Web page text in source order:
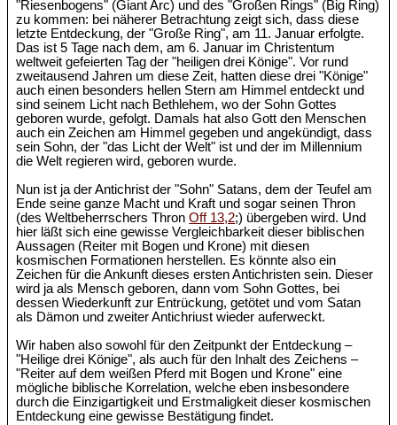
"Riesenbogens" (Giant Arc) und des "Großen Rings" (Big Ring)
zu kommen: bei näherer Betrachtung zeigt sich, dass diese
letzte Entdeckung, der "Große Ring", am 11. Januar erfolgte.
Das ist 5 Tage nach dem, am 6. Januar im Christentum
weltweit gefeierten Tag der "heiligen drei Könige". Vor rund
zweitausend Jahren um diese Zeit, hatten diese drei "Könige"
auch einen besonders hellen Stern am Himmel entdeckt und
sind seinem Licht nach Bethlehem, wo der Sohn Gottes
geboren wurde, gefolgt. Damals hat also Gott den Menschen
auch ein Zeichen am Himmel gegeben und angekündigt, dass
sein Sohn, der "das Licht der Welt" ist und der im Millennium
die Welt regieren wird, geboren wurde.
Nun ist ja der Antichrist der "Sohn" Satans, dem der Teufel am
Ende seine ganze Macht und Kraft und sogar seinen Thron
(des Weltbeherrschers ThronOff 13,2;) übergeben wird. Und
hier läßt sich eine gewisse Vergleichbarkeit dieser biblischen
Aussagen (Reiter mit Bogen und Krone) mit diesen
kosmischen Formationen herstellen. Es könnte also ein
Zeichen für die Ankunft dieses ersten Antichristen sein. Dieser
wird ja als Mensch geboren, dann vom Sohn Gottes, bei
dessen Wiederkunft zur Entrückung, getötet und vom Satan
als Dämon und zweiter Antichriust wieder auferweckt.
Wir haben also sowohl für den Zeitpunkt der Entdeckung –
"Heilige drei Könige", als auch für den Inhalt des Zeichens –
"Reiter auf dem weißen Pferd mit Bogen und Krone" eine
mögliche biblische Korrelation, welche eben insbesondere
durch die Einzigartigkeit und Erstmaligkeit dieser kosmischen
Entdeckung eine gewisse Bestätigung findet.